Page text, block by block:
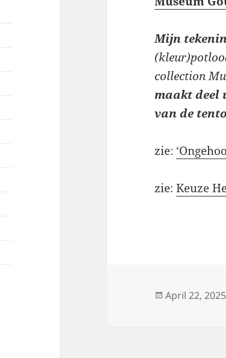
Mijn
collection
maakt deel
van de
zie:
zie:Keuze
Posted
April 22, 2025